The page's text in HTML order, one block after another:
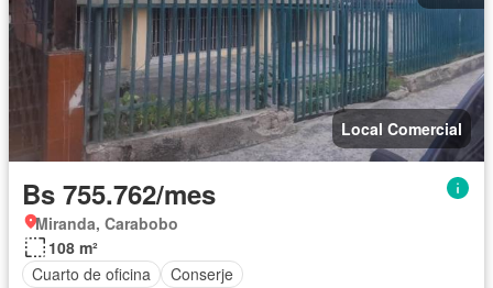
Local Comercial
Bs 755.762/mes
Miranda, Carabobo
108 m²
Cuarto de oficina
Conserje